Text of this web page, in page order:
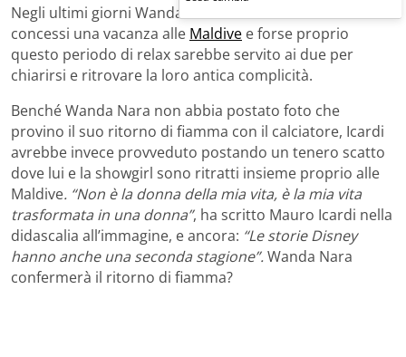
Negli ultimi giorni Wanda Nara e Mauro Icardi si sono
concessi una vacanza alle Maldive e forse proprio
questo periodo di relax sarebbe servito ai due per
chiarirsi e ritrovare la loro antica complicità.
Benché Wanda Nara non abbia postato foto che
provino il suo ritorno di fiamma con il calciatore, Icardi
avrebbe invece provveduto postando un tenero scatto
dove lui e la showgirl sono ritratti insieme proprio alle
Maldive. “Non è la donna della mia vita, è la mia vita
trasformata in una donna”, ha scritto Mauro Icardi nella
didascalia all’immagine, e ancora: “Le storie Disney
hanno anche una seconda stagione”.Wanda Nara
confermerà il ritorno di fiamma?